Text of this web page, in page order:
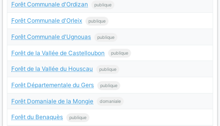
Forêt Communale d'Ordizan publique
Forêt Communale d'Orleix publique
Forêt Communale d'Ugnouas publique
Forêt de la Vallée de Castelloubon publique
Forêt de la Vallée du Houscau publique
Forêt Départementale du Gers publique
Forêt Domaniale de la Mongie domaniale
Forêt du Benaquès publique